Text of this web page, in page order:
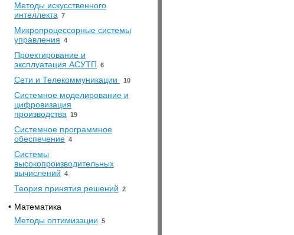
Методы искусственного
интеллекта 7
Микропроцессорные системы
управления 4
Проектирование и
эксплуатация АСУТП 6
Сети и Телекоммуникации 10
Системное моделирование и
цифровизация
производства 19
Системное программное
обеспечение 4
Системы
высокопроизводительных
вычислений 4
Теория принятия решений 2
• Математика
Методы оптимизации 5